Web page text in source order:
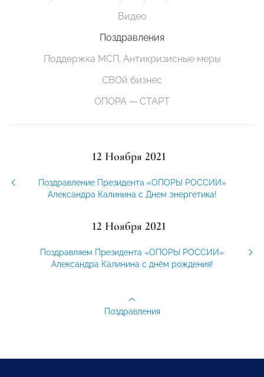
Видео
Поздравления
Поддержка МСП. Антикризисные меры
СВОй бизнес
ОПОРА — СТАРТ
12 Ноября 2021
Поздравление Президента «ОПОРЫ РОССИИ»
Александра Калинина с Днем энергетика!
12 Ноября 2021
Поздравляем Президента «ОПОРЫ РОССИИ»
Александра Калинина с днём рождения!
Поздравления